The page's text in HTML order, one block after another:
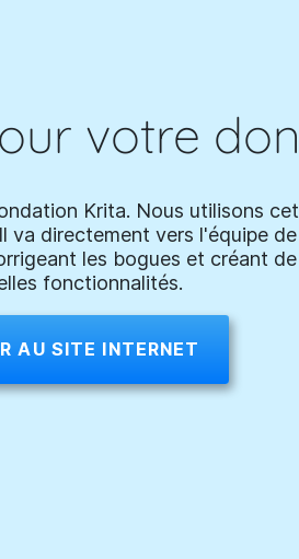
votre don
Krita. Nous utilisons cet
va directement vers l'équipe de
les bogues et créant de
fonctionnalités.
AU SITE INTERNET